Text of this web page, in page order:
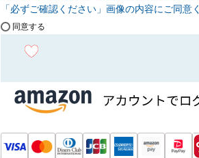
「必ずご確認ください」画像の内容にご同意
同意する